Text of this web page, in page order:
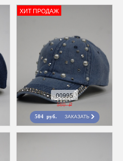
ХИТ ПРОДАЖ
00995
560 r
504 руб. ЗАКАЗАТЬ